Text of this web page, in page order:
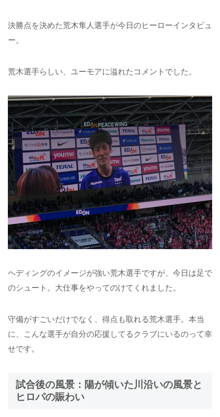
決勝点を決めた荒木隼人選手が今日のヒーローインタビュ
ー。
荒木選手らしい、ユーモアに溢れたコメントでした。
ヘディングのイメージが強い荒木選手ですが、今日は足で
のシュート。大仕事をやってのけてくれました。
守備がすごいだけでなく、得点も取れる荒木選手。本当
に、こんな選手が自分の応援してるクラブにいるのって幸
せです。
試合後の風景：陽が傾いた川沿いの風景と
ヒロパの賑わい